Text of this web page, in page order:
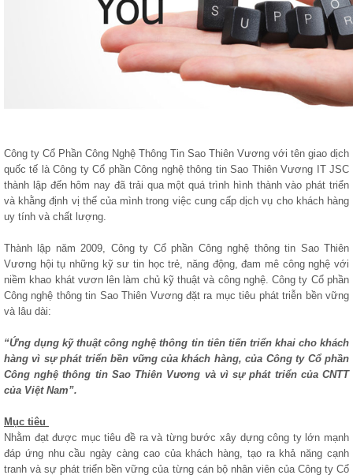
Công ty Cổ Phần Công Nghệ Thông Tin Sao Thiên Vương với tên giao dịch
quốc tế là Công ty Cổ phần Công nghệ thông tin Sao Thiên Vương IT JSC
thành lập đến hôm nay đã trải qua một quá trình hình thành vào phát triển
và khằng định vị thế của mình trong việc cung cấp dịch vụ cho khách hàng
uy tính và chất lượng.
Thành lập năm 2009, Công ty Cổ phần Công nghệ thông tin Sao Thiên
Vương hội tụ những kỹ sư tin học trẻ, năng động, đam mê công nghệ với
niềm khao khát vươn lên làm chủ kỹ thuật và công nghệ. Công ty Cổ phần
Công nghệ thông tin Sao Thiên Vương đặt ra mục tiêu phát triễn bền vững
và lâu dài:
“Ứng dụng kỹ thuật công nghệ thông tin tiên tiến triển khai cho khách
hàng vì sự phát triển bền vững của khách hàng, của Công ty Cổ phần
Công nghệ thông tin Sao Thiên Vương và vì sự phát triển của CNTT
của Việt Nam”.
Mục tiêu
Nhằm đạt được mục tiêu đề ra và từng bước xây dựng công ty lớn mạnh
đáp ứng nhu cầu ngày càng cao của khách hàng, tạo ra khả năng cạnh
tranh và sự phát triển bền vững của từng cán bộ nhân viên của Công ty Cổ